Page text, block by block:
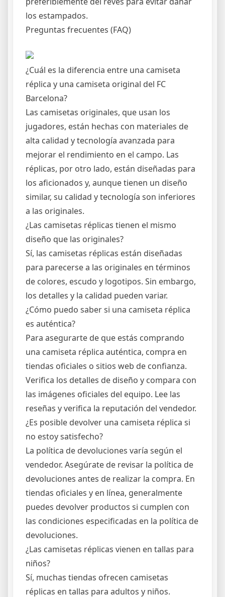
los estampados.
Preguntas frecuentes (FAQ)
¿Cuál es la diferencia entre una camiseta
réplica y una camiseta original del FC
Barcelona?
Las camisetas originales, que usan los
jugadores, están hechas con materiales de
alta calidad y tecnología avanzada para
mejorar el rendimiento en el campo. Las
réplicas, por otro lado, están diseñadas para
los aficionados y, aunque tienen un diseño
similar, su calidad y tecnología son inferiores
a las originales.
¿Las camisetas réplicas tienen el mismo
diseño que las originales?
Sí, las camisetas réplicas están diseñadas
para parecerse a las originales en términos
de colores, escudo y logotipos. Sin embargo,
los detalles y la calidad pueden variar.
¿Cómo puedo saber si una camiseta réplica
es auténtica?
Para asegurarte de que estás comprando
una camiseta réplica auténtica, compra en
tiendas oficiales o sitios web de confianza.
Verifica los detalles de diseño y compara con
las imágenes oficiales del equipo. Lee las
reseñas y verifica la reputación del vendedor.
¿Es posible devolver una camiseta réplica si
no estoy satisfecho?
La política de devoluciones varía según el
vendedor. Asegúrate de revisar la política de
devoluciones antes de realizar la compra. En
tiendas oficiales y en línea, generalmente
puedes devolver productos si cumplen con
las condiciones especificadas en la política de
devoluciones.
¿Las camisetas réplicas vienen en tallas para
niños?
Sí, muchas tiendas ofrecen camisetas
réplicas en tallas para adultos y niños.